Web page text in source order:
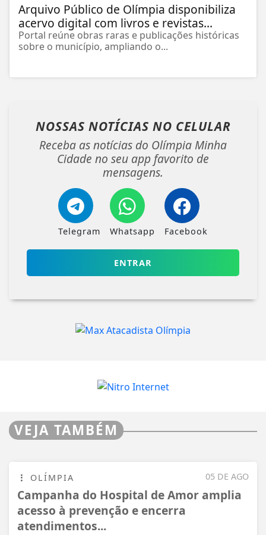
Arquivo Público de Olímpia disponibiliza
acervo digital com livros e revistas...
Portal reúne obras raras e publicações históricas
sobre o município, ampliando o...
NOSSAS NOTÍCIAS NO CELULAR
Receba as notícias do Olímpia Minha
Cidade no seu app favorito de
mensagens.
Telegram Whatsapp Facebook
ENTRAR
VEJA TAMBÉM
05 DE AGO
OLÍMPIA
Campanha do Hospital de Amor amplia
acesso à prevenção e encerra
atendimentos...